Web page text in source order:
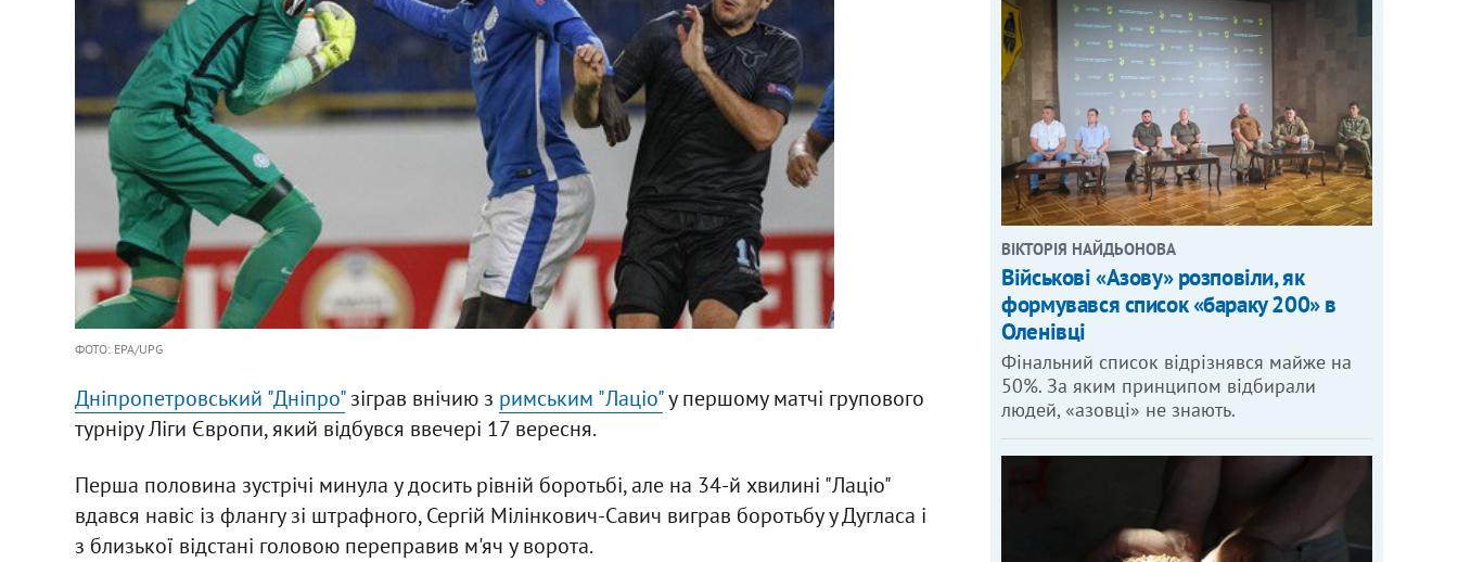
ФОТО: EPA/UPG
Дніпропетровський "Дніпро"зіграв внічию з римським "Лаціо"у першому матчі групового
турніру Ліги Європи, який відбувся ввечері 17 вересня.
Перша половина зустрічі минула у досить рівній боротьбі, але на 34-й хвилині "Лаціо"
вдався навіс із флангу зі штрафного, Сергій Мілінкович-Савич виграв боротьбу у Дугласа і
з близької відстані головою переправив м'яч у ворота.
ВІКТОРІЯ НАЙДЬОНОВА
Військові «Азову» розповіли, як
формувався список «бараку 200» в
Оленівці
Фінальний список відрізнявся майже на
50%. За яким принципом відбирали
людей, «азовці» не знають.